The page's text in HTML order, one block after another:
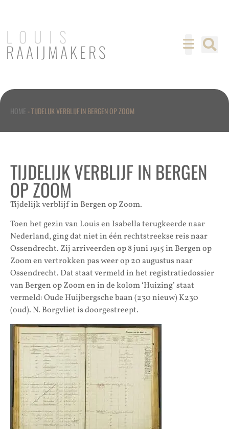
LOUIS
RAAIJMAKERS
HOME -TIJDELIJK VERBLIJF IN BERGEN OP ZOOM
TIJDELIJK VERBLIJF IN BERGEN
OP ZOOM
Tijdelijk verblijf in Bergen op Zoom.
Toen het gezin van Louis en Isabella terugkeerde naar
Nederland, ging dat niet in één rechtstreekse reis naar
Ossendrecht. Zij arriveerden op 8 juni 1915 in Bergen op
Zoom en vertrokken pas weer op 20 augustus naar
Ossendrecht. Dat staat vermeld in het registratiedossier
van Bergen op Zoom en in de kolom ‘Huizing’ staat
vermeld: Oude Huijbergsche baan (230 nieuw) K230
(oud). N. Borgvliet is doorgestreept.